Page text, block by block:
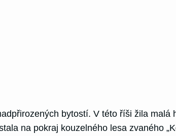
bytostí. V této říši žila malá
na pokraj kouzelného lesa zvaného